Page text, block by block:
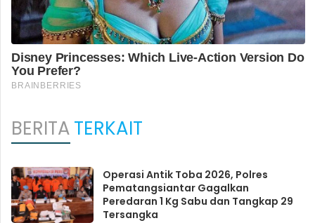
BERITATERKAIT
Operasi Antik Toba 2026, Polres
Pematangsiantar Gagalkan
Peredaran 1 Kg Sabu dan Tangkap 29
Tersangka